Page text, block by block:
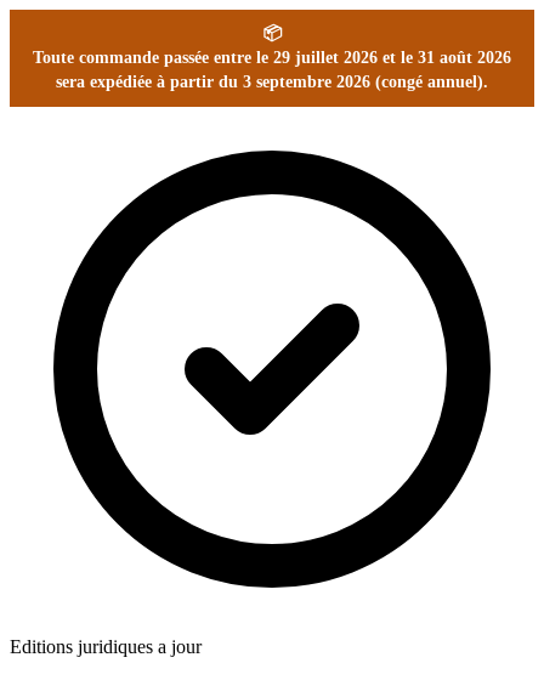
📦
Toute commande passée entre le 29 juillet 2026 et le 31 août 2026
sera expédiée à partir du 3 septembre 2026 (congé annuel).
Editions juridiques a jour